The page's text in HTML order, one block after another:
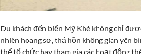
Du khách đến biển Mỹ Khê không chỉ
nhiên hoang sơ, thả hồn không gian yên
thể tổ chức hay tham gia các hoạt động